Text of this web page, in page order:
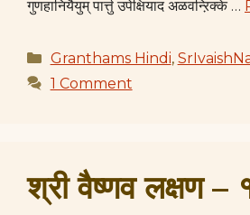
गुणहानियैयुम् पार्त्तु उपेक्षियाद अळवन्ऱिक्के …
Categories
Granthams Hindi,
1 Comment
श्री वैष्णव लक्षण –